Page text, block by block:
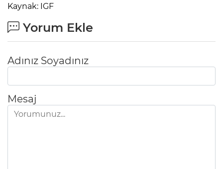
Kaynak: IGF
Yorum Ekle
Adınız Soyadınız
Mesaj